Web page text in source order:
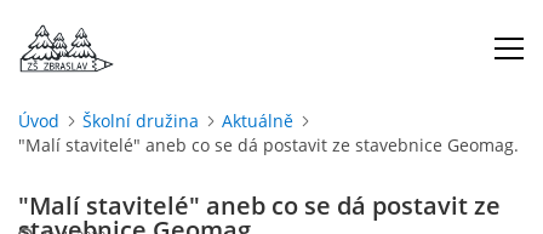
ÚVOD
O NÁS
Úvod Školní družina
Aktuálně
"Malí stavitelé" aneb co se dá postavit ze stavebnice Geomag.
"Malí stavitelé" aneb co se dá postavit ze